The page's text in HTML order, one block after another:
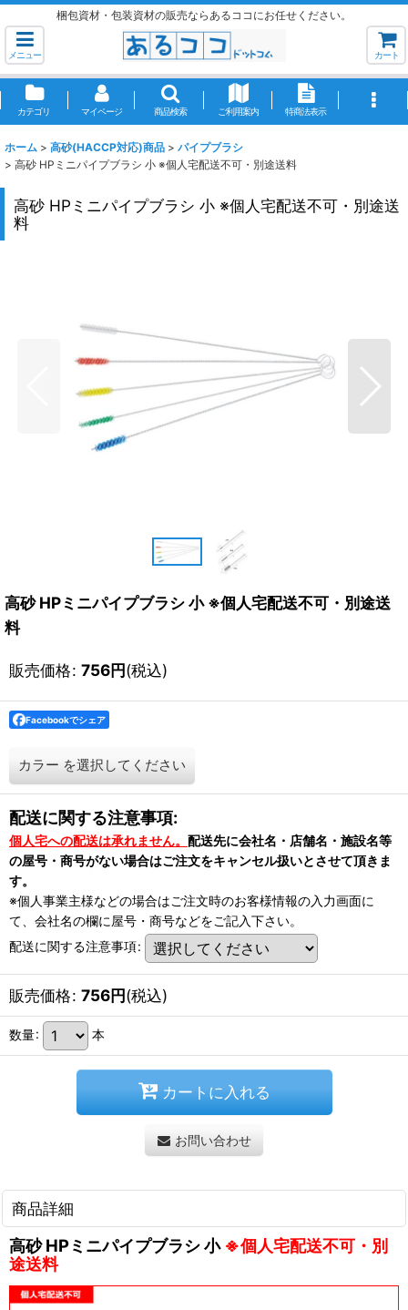
梱包資材・包装資材の販売ならあるココにお任せください。
メニュー カート
カテゴリ マイページ 商品検索 ご利用案内 特商法表示
ホーム > 高砂(HACCP対応)商品 > パイプブラシ
> 高砂 HPミニパイプブラシ 小 ※個人宅配送不可・別途送料
高砂 HPミニパイプブラシ 小 ※個人宅配送不可・別途送
料
高砂 HPミニパイプブラシ 小 ※個人宅配送不可・別途送
料
販売価格: 756円(税込)
Facebookでシェア
カラー を選択してください
配送に関する注意事項:
個人宅への配送は承れません。 配送先に会社名・店舗名・施設名等
の屋号・商号がない場合はご注文をキャンセル扱いとさせて頂きま
す。
※個人事業主様などの場合はご注文時のお客様情報の入力画面に
て、会社名の欄に屋号・商号などをご記入下さい。
配送に関する注意事項:
販売価格: 756円(税込)
数量: 本
カートに入れる
お問い合わせ
商品詳細
高砂 HPミニパイプブラシ 小 ※個人宅配送不可・別
途送料